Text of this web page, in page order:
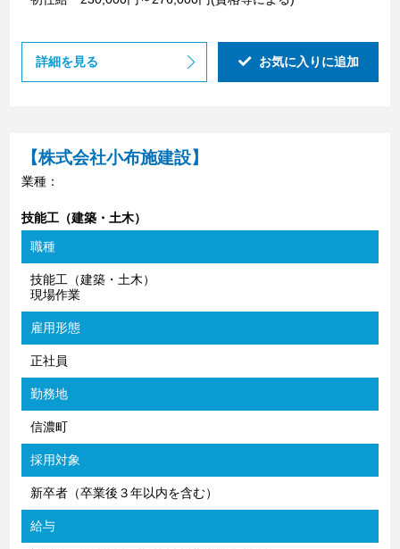
詳細を見る お気に入りに追加
【株式会社小布施建設】
業種：
技能工（建築・土木）
職種
技能工（建築・土木）
現場作業
雇用形態
正社員
勤務地
信濃町
採用対象
新卒者（卒業後３年以内を含む）
給与